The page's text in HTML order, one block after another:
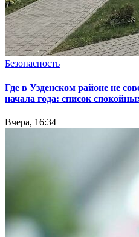
Безопасность
Где в Узденском районе не
начала года: список
Вчера, 16:34